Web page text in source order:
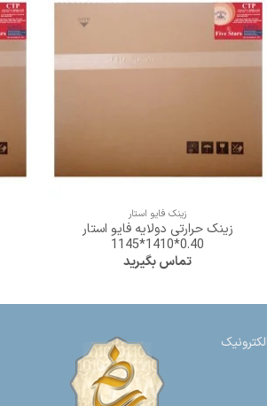
+
زینک فایو استار
زینک حرارتی دولایه فایو استار
0.40*1410*1145
تماس بگیرید